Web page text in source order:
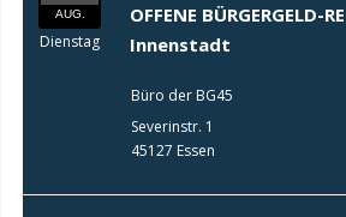
AUG.
Dienstag
OFFENE BÜRGERGELD-
Innenstadt
Büro der BG45
Severinstr. 1
45127 Essen